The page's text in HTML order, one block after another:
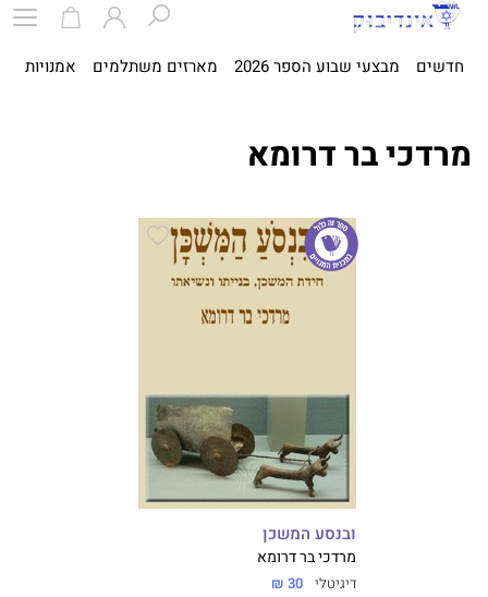
חדשים מבצעי שבוע הספר 2026 מארזים משתלמים אמנויות
מרדכי בר דרומא
ובנסע המשכן
מרדכי בר דרומא
דיגיטלי 30 ₪